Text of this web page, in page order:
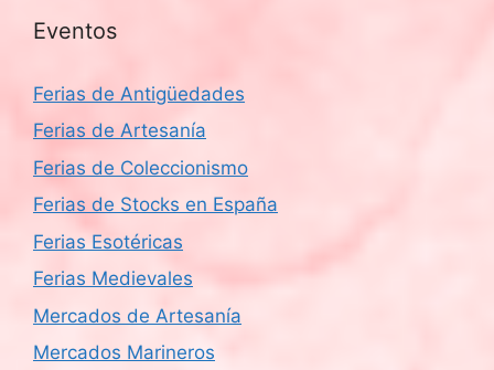
Eventos
Ferias de Antigüedades
Ferias de Artesanía
Ferias de Coleccionismo
Ferias de Stocks en España
Ferias Esotéricas
Ferias Medievales
Mercados de Artesanía
Mercados Marineros